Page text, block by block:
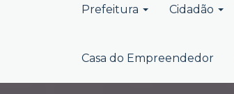
Prefeitura Cidadão
Casa do Empreendedor